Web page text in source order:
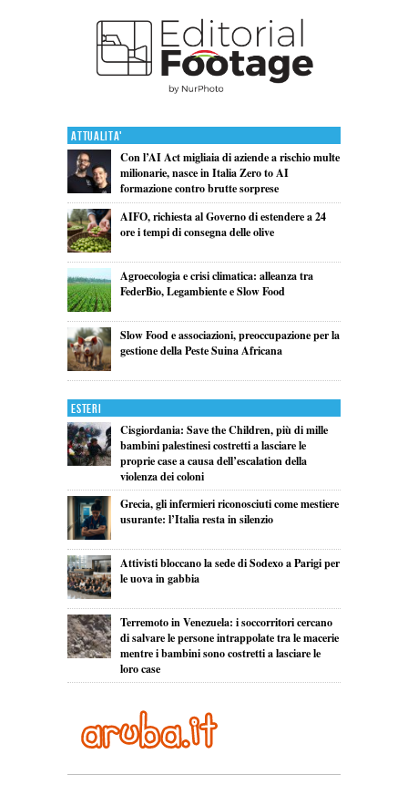
Attualita'
Con l’AI Act migliaia di aziende a rischio multe
milionarie, nasce in Italia Zero to AI
formazione contro brutte sorprese
AIFO, richiesta al Governo di estendere a 24
ore i tempi di consegna delle olive
Agroecologia e crisi climatica: alleanza tra
FederBio, Legambiente e Slow Food
Slow Food e associazioni, preoccupazione per la
gestione della Peste Suina Africana
Esteri
Cisgiordania: Save the Children, più di mille
bambini palestinesi costretti a lasciare le
proprie case a causa dell’escalation della
violenza dei coloni
Grecia, gli infermieri riconosciuti come mestiere
usurante: l’Italia resta in silenzio
Attivisti bloccano la sede di Sodexo a Parigi per
le uova in gabbia
Terremoto in Venezuela: i soccorritori cercano
di salvare le persone intrappolate tra le macerie
mentre i bambini sono costretti a lasciare le
loro case